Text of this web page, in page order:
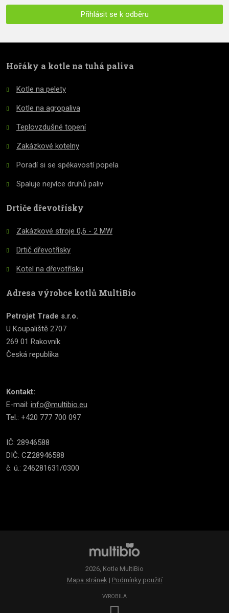
Přihlásit se k odběru
nepodařilo
Hořáky a kotle na tuhá paliva
Kotle na pelety
Kotle na agropaliva
Teplovzdušné topení
Zakázkové kotelny
Poradí si se spékavostí popela
Spaluje nejvíce druhů paliv
Drtiče dřevotřísky
Zakázkové stroje 0,6 - 2 MW
Drtič dřevotřísky
Kotel na dřevotřísku
Adresa výrobce kotlů MultiBio
Petrojet Trade s.r.o.
U Koupaliště 2707
269 01 Rakovník
Česká republika
Kontakt:
E-mail: info@multibio.eu
Tel.: +420 777 700 097
IČ: 28946588
DIČ: CZ28946588
č. ú.: 246281631/0300
2026, Kotle MultiBio
Mapa stránek | Podmínky použití
VYROBILA